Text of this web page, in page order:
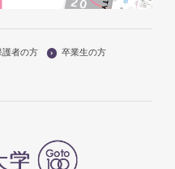
護者の方
卒業生の方